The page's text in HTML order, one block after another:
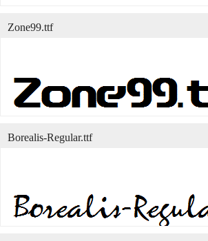
Zone99.ttf
Borealis-Regular.ttf